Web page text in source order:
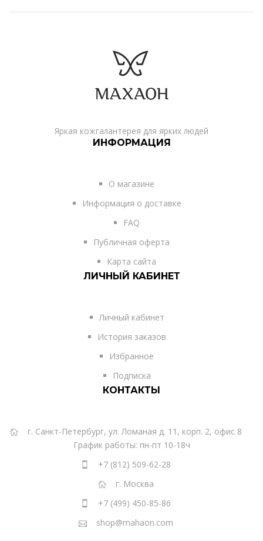
Яркая кожгалантерея для ярких людей
ИНФОРМАЦИЯ
О магазине
Информация о доставке
FAQ
Публичная оферта
Карта сайта
ЛИЧНЫЙ КАБИНЕТ
Личный кабинет
История заказов
Избранное
Подписка
КОНТАКТЫ
г. Санкт-Петербург, ул. Ломаная д. 11, корп. 2, офис 8
График работы: пн-пт 10-18ч
+7 (812) 509-62-28
г. Москва
+7 (499) 450-85-86
shop@mahaon.com